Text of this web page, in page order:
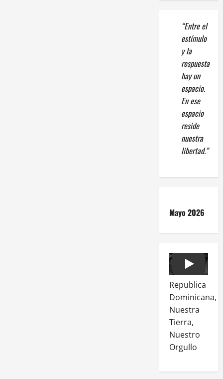
“Entre el
estímulo
y la
respuesta
hay un
espacio.
En ese
espacio
reside
nuestra
libertad.”
Mayo 2026
Play
Republica
Dominicana,
Nuestra
Tierra,
Nuestro
Orgullo